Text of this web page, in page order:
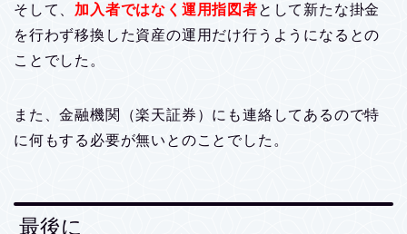
そして、 加入者ではなく運用指図者として新たな掛金
を行わず移換した資産の運用だけ行うようになるとの
ことでした。
また、金融機関（楽天証券）にも連絡してあるので特
に何もする必要が無いとのことでした。
最後に